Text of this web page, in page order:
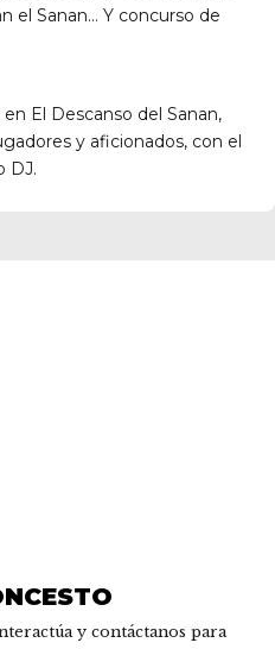
el Sanan… Y concurso de
El Descanso del Sanan,
y aficionados, con el
DJ.
y contáctanos para